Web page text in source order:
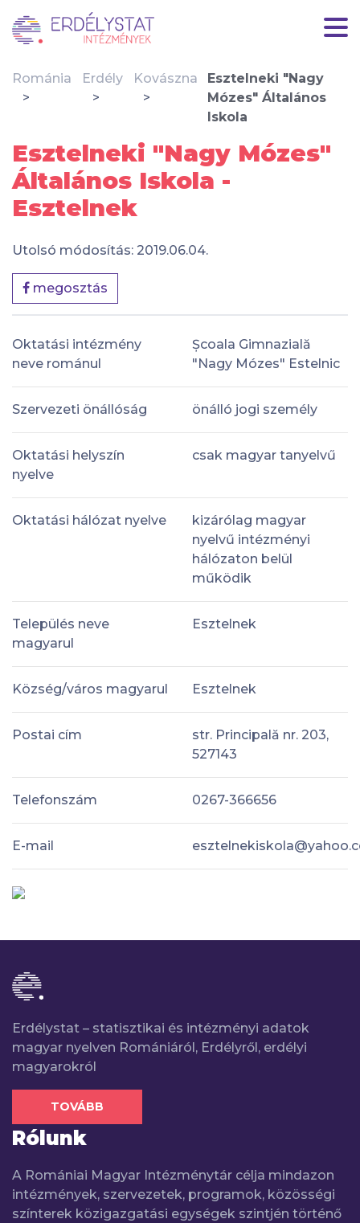
Románia Erdély Kovászna
Esztelneki "Nagy
Mózes" Általános
Iskola
Esztelneki "Nagy Mózes"
Általános Iskola -
Esztelnek
Utolsó módosítás: 2019.06.04.
megosztás
Oktatási intézmény
neve románul
Școala Gimnazială
"Nagy Mózes" Estelnic
Szervezeti önállóság önálló jogi személy
Oktatási helyszín
nyelve
csak magyar tanyelvű
Oktatási hálózat nyelve
kizárólag magyar
nyelvű intézményi
hálózaton belül
működik
Település neve
magyarul
Esztelnek
Község/város magyarul Esztelnek
Postai cím
str. Principală nr. 203,
527143
Telefonszám 0267-366656
E-mail
Erdélystat – statisztikai és intézményi adatok
magyar nyelven Romániáról, Erdélyről, erdélyi
magyarokról
TOVÁBB
Rólunk
A Romániai Magyar Intézménytár célja mindazon
intézmények, szervezetek, programok, közösségi
színterek közigazgatási egységek szintjén történő